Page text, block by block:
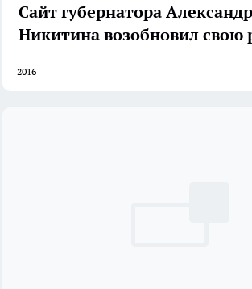
Сайт губернатора
Никитина возобновил свою
2016